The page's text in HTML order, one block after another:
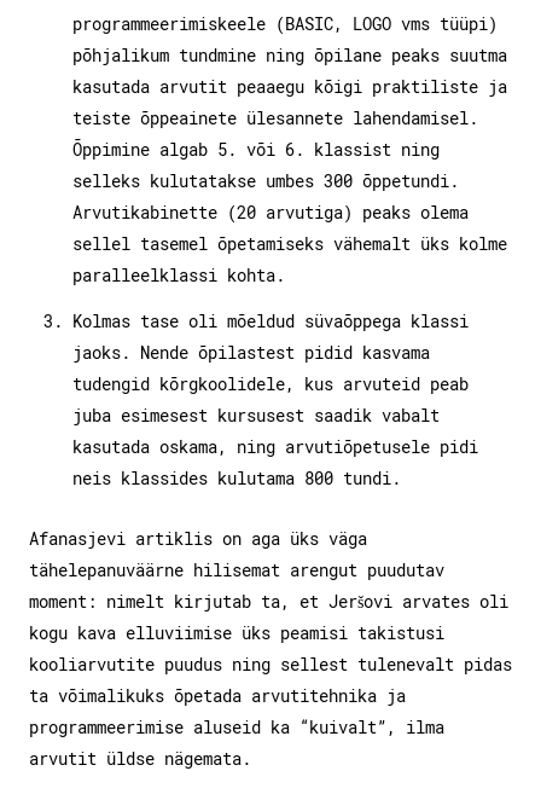
programmeerimiskeele (BASIC, LOGO vms tüüpi)
põhjalikum tundmine ning õpilane peaks suutma
kasutada arvutit peaaegu kõigi praktiliste ja
teiste õppeainete ülesannete lahendamisel.
Õppimine algab 5. või 6. klassist ning
selleks kulutatakse umbes 300 õppetundi.
Arvutikabinette (20 arvutiga) peaks olema
sellel tasemel õpetamiseks vähemalt üks kolme
paralleelklassi kohta.
Kolmas tase oli mõeldud süvaõppega klassi
jaoks. Nende õpilastest pidid kasvama
tudengid kõrgkoolidele, kus arvuteid peab
juba esimesest kursusest saadik vabalt
kasutada oskama, ning arvutiõpetusele pidi
neis klassides kulutama 800 tundi.
Afanasjevi artiklis on aga üks väga
tähelepanuväärne hilisemat arengut puudutav
moment: nimelt kirjutab ta, et Jeršovi arvates oli
kogu kava elluviimise üks peamisi takistusi
kooliarvutite puudus ning sellest tulenevalt pidas
ta võimalikuks õpetada arvutitehnika ja
programmeerimise aluseid ka “kuivalt”, ilma
arvutit üldse nägemata.